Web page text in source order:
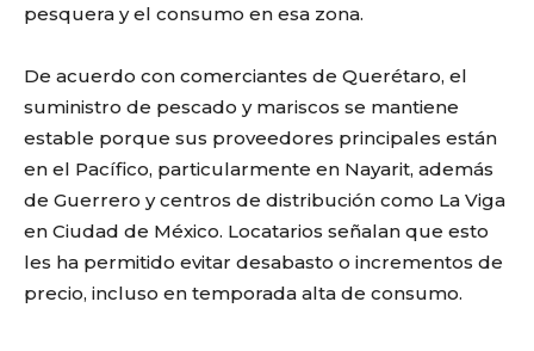
pesquera y el consumo en esa zona.
De acuerdo con comerciantes de Querétaro, el
suministro de pescado y mariscos se mantiene
estable porque sus proveedores principales están
en el Pacífico, particularmente en Nayarit, además
de Guerrero y centros de distribución como La Viga
en Ciudad de México. Locatarios señalan que esto
les ha permitido evitar desabasto o incrementos de
precio, incluso en temporada alta de consumo.